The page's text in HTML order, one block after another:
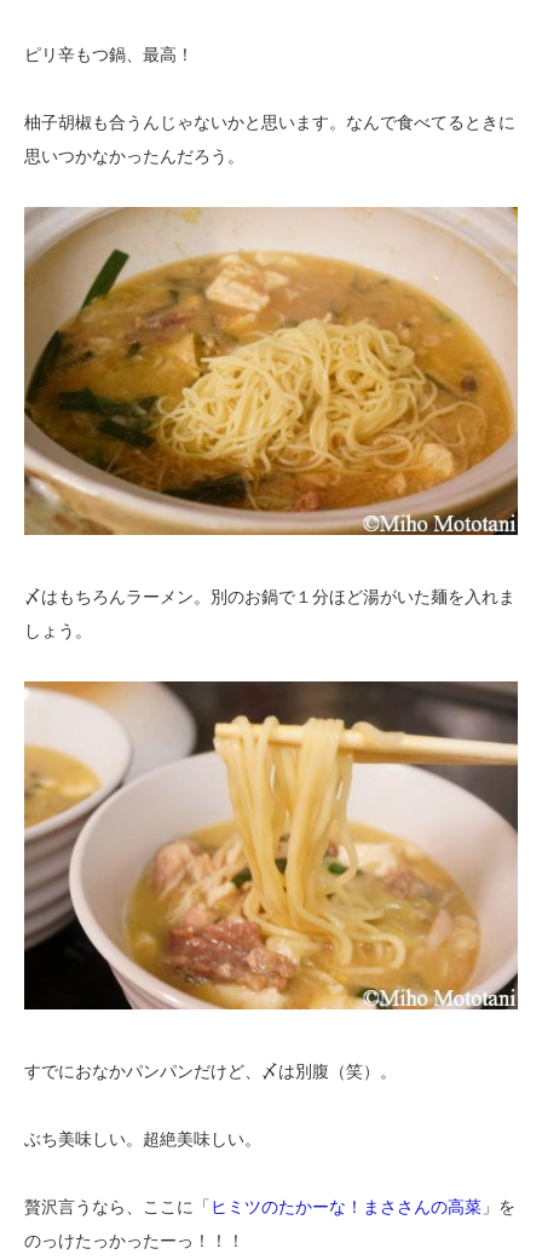
ピリ辛もつ鍋、最高！
柚子胡椒も合うんじゃないかと思います。なんで食べてるときに
思いつかなかったんだろう。
〆はもちろんラーメン。別のお鍋で１分ほど湯がいた麺を入れま
しょう。
すでにおなかパンパンだけど、〆は別腹（笑）。
ぶち美味しい。超絶美味しい。
贅沢言うなら、ここに「 ヒミツのたかーな！まささんの高菜 」を
のっけたっかったーっ！！！